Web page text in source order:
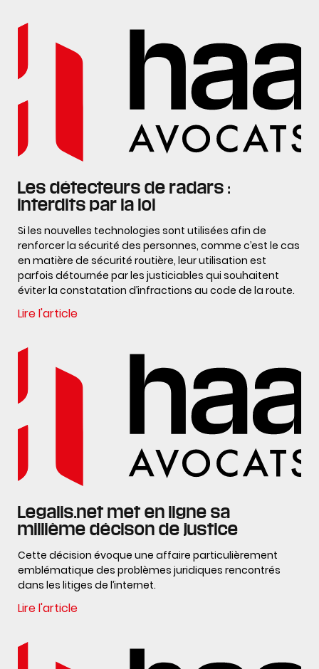
Les détecteurs de radars :
interdits par la loi
Si les nouvelles technologies sont utilisées afin de
renforcer la sécurité des personnes, comme c’est le cas
en matière de sécurité routière, leur utilisation est
parfois détournée par les justiciables qui souhaitent
éviter la constatation d’infractions au code de la route.
Lire l'article
Legalis.net met en ligne sa
millième décison de justice
Cette décision évoque une affaire particulièrement
emblématique des problèmes juridiques rencontrés
dans les litiges de l’internet.
Lire l'article